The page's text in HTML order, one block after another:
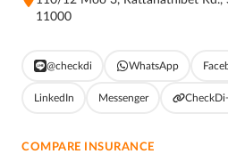
11000
@checkdi WhatsApp
LinkedIn Messenger
COMPARE INSURANCE